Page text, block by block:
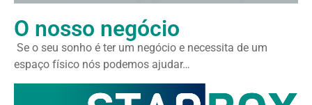
O nosso negócio
Se o seu sonho é ter um negócio e necessita de um
espaço físico nós podemos ajudar…